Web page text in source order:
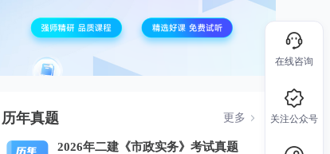
历年真题 更多
2026年二建《市政实务》考试真题
在线咨询
关注公众号